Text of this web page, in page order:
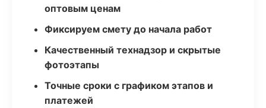
оптовым ценам
Фиксируем смету до начала работ
Качественный технадзор и скрытые
фотоэтапы
Точные сроки с графиком этапов и
платежей